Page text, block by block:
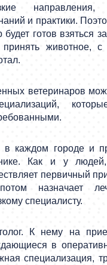
направления,
и практики.
будет готов взяться
животное,
ветеринаров
в каждом городе и
Как и у людей,
первичный
назначает
специалисту.
К нему на
в
специализация,